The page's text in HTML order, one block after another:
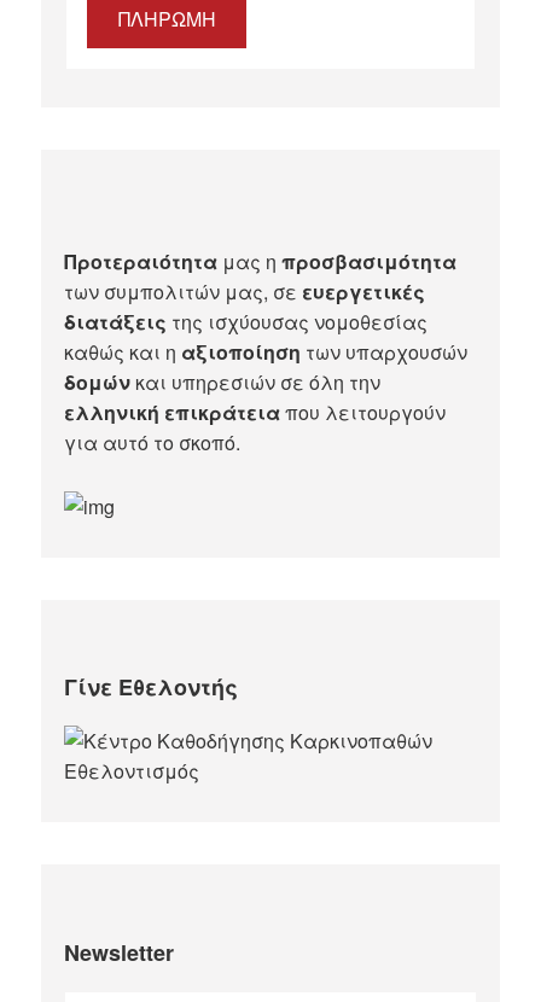
Προτεραιότητα μας ηπροσβασιμότητα
των συμπολιτών μας, σε ευεργετικές
διατάξεις της ισχύουσας νομοθεσίας
καθώς και η αξιοποίηση των υπαρχουσών
δομών και υπηρεσιών σε όλη την
ελληνική επικράτειαπου λειτουργούν
για αυτό το σκοπό.​
Γίνε Εθελοντής
Newsletter